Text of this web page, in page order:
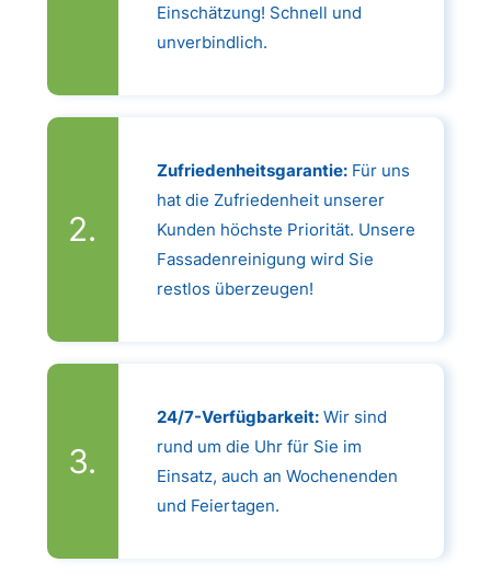
Einschätzung! Schnell und
unverbindlich.
Zufriedenheitsgarantie:Für uns
hat die Zufriedenheit unserer
Kunden höchste Priorität. Unsere
Fassadenreinigung wird Sie
restlos überzeugen!
24/7-Verfügbarkeit:Wir sind
rund um die Uhr für Sie im
Einsatz, auch an Wochenenden
und Feiertagen.